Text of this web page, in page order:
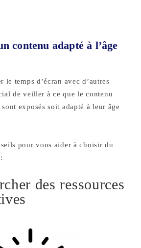
contenu adapté à l’âge
le temps d’écran avec d’autres
de veiller à ce que le contenu
exposés soit adapté à leur âge
pour vous aider à choisir du
des ressources